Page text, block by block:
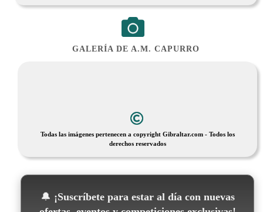
GALERÍA DE A.M. CAPURRO
Todas las imágenes pertenecen a copyright Gibraltar.com - Todos los
derechos reservados
🔔 ¡Suscríbete para estar al día con nuevas